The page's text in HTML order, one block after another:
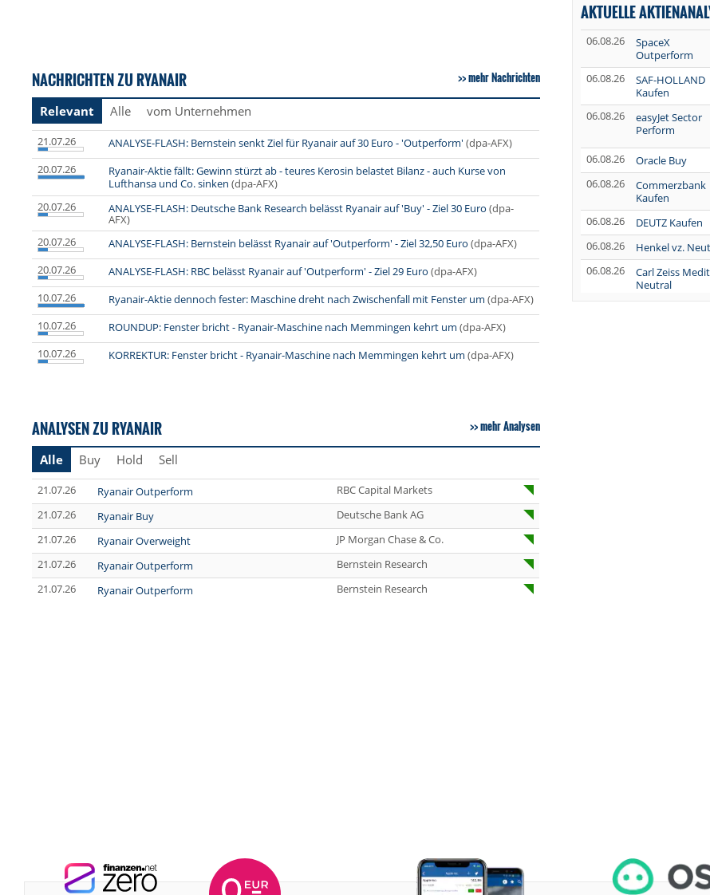
NACHRICHTEN ZU RYANAIR mehr Nachrichten
Relevant Alle vom Unternehmen
21.07.26 ANALYSE-FLASH: Bernstein senkt Ziel für Ryanair auf 30 Euro - 'Outperform' (dpa-AFX)
20.07.26
Ryanair-Aktie fällt: Gewinn stürzt ab - teures Kerosin belastet Bilanz - auch Kurse von
Lufthansa und Co. sinken (dpa-AFX)
20.07.26
ANALYSE-FLASH: Deutsche Bank Research belässt Ryanair auf 'Buy' - Ziel 30 Euro (dpa-
AFX)
20.07.26
ANALYSE-FLASH: Bernstein belässt Ryanair auf 'Outperform' - Ziel 32,50 Euro (dpa-AFX)
20.07.26
ANALYSE-FLASH: RBC belässt Ryanair auf 'Outperform' - Ziel 29 Euro (dpa-AFX)
10.07.26
Ryanair-Aktie dennoch fester: Maschine dreht nach Zwischenfall mit Fenster um (dpa-AFX)
10.07.26
ROUNDUP: Fenster bricht - Ryanair-Maschine nach Memmingen kehrt um (dpa-AFX)
10.07.26
KORREKTUR: Fenster bricht - Ryanair-Maschine nach Memmingen kehrt um (dpa-AFX)
ANALYSEN ZU RYANAIR mehr Analysen
Alle Buy Hold Sell
21.07.26 Ryanair Outperform
RBC Capital Markets
21.07.26
Ryanair Buy
Deutsche Bank AG
21.07.26
Ryanair Overweight
JP Morgan Chase & Co.
21.07.26
Ryanair Outperform
Bernstein Research
21.07.26
Ryanair Outperform Bernstein Research
AKTUELLE
06.08.26
SpaceX
Outperform
06.08.26
SAF-HOLLAND
Kaufen
06.08.26
easyJet Sector
Perform
06.08.26
Oracle Buy
06.08.26
Commerzbank
Kaufen
06.08.26 DEUTZ Kaufen
06.08.26
Henkel vz.
06.08.26
Carl Zeiss
Neutral
06.08.26
Deutsche
Buy